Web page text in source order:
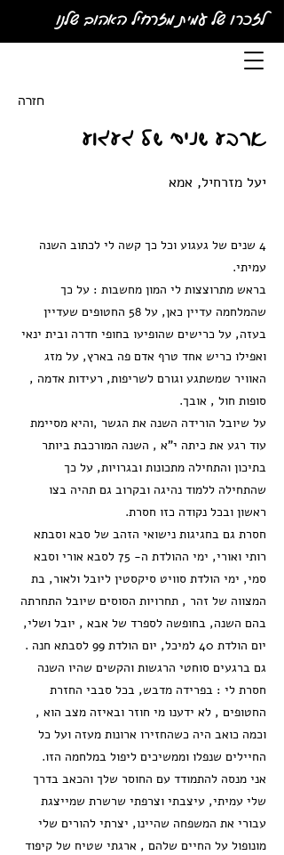
לזכרו של עמית מזרחיל האהוב שלנו
חזרה
ארבע שנים של געגוע
יעל מזרחיל, אמא
4 שנים של געגוע וכל כך קשה לי לכתוב השנה
עמיתי.
בראש מתרוצצות לי המון מחשבות : על כך
שהמלחמה עדיין כאן, על 58 החטופים שעדיין
בעזה, על כרישים שהופיעו בחופי חדרה ובית ינאי
ואפילו כריש אחד טרף אדם פה בארץ, על מזג
האוויר שמשתגע וגורם לשריפות, רעידות אדמה ,
סופות חול , אובך.
על שיובל הורידה השנה את הגשר ,והיא מסיימת
עוד רגע את כיתה י"א , השנה המורכבת ביותר
בתיכון והתחילה מתכונות ובגרויות, על כך
שהתחילה ללמוד נהיגה ובקרוב גם תהיה בצו
ראשון ובכל נקודה כזו חסרת.
חסרת גם בחגיגות נישואי הזהב של סבא וסבתא
רותי ואורי, ימי ההולדת ה- 75 לסבא אורי וסבא
סמי, ימי הולדת סוויט סיקסטין ליובל ולאור, בת
המצווה של זהר , תחרויות הסוסים שיובל התחרתה
בהם השנה, בחופשה לספרד של אבא , יובל ושלי,
יום הולדת 40 למיכל, יום הולדת 99 לסבתא חנה .
גם ברגעים סוחטי הרגשות והקשים שהיו השנה
חסרת לי : בפרידה מדבש, בכל סבבי החזרת
החטופים , לא ידענו מי חוזר ובאיזה מצב הוא ,
וכמה כואב היה כשהחזירו ארונות מעזה ועל כל
החיילים שנפלו וממשיכים ליפול במלחמה הזו.
אני מנסה להתמודד עם החוסר שלך והכאב בדרך
שלי עמיתי, עיצבתי וצרפתי שרשרת שמייצגת
עבורי את המשפחה שהיינו, יצרתי להורים שלי
מונופול על החיים שלהם , ארגתי שטיח של קיפוד